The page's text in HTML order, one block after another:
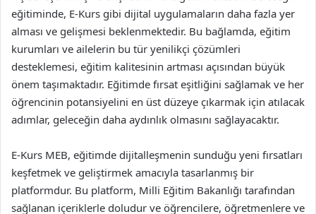
eğitiminde, E-Kurs gibi dijital uygulamaların daha fazla yer
alması ve gelişmesi beklenmektedir. Bu bağlamda, eğitim
kurumları ve ailelerin bu tür yenilikçi çözümleri
desteklemesi, eğitim kalitesinin artması açısından büyük
önem taşımaktadır. Eğitimde fırsat eşitliğini sağlamak ve her
öğrencinin potansiyelini en üst düzeye çıkarmak için atılacak
adımlar, geleceğin daha aydınlık olmasını sağlayacaktır.
E-Kurs MEB, eğitimde dijitalleşmenin sunduğu yeni fırsatları
keşfetmek ve geliştirmek amacıyla tasarlanmış bir
platformdur. Bu platform, Milli Eğitim Bakanlığı tarafından
sağlanan içeriklerle doludur ve öğrencilere, öğretmenlere ve